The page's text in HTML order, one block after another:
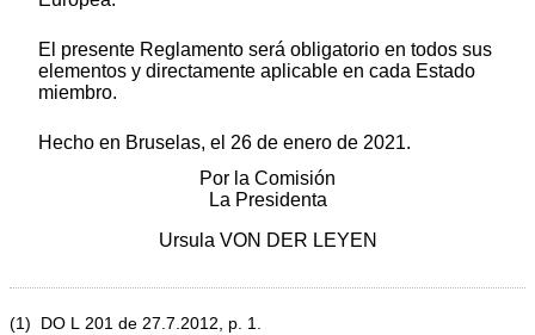
El presente Reglamento será obligatorio en todos sus
elementos y directamente aplicable en cada Estado
miembro.
Hecho en Bruselas, el 26 de enero de 2021.
Por la Comisión
La Presidenta
Ursula VON DER LEYEN
(1) DO L 201 de 27.7.2012, p. 1.